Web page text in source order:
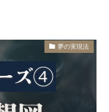
夢の実現法